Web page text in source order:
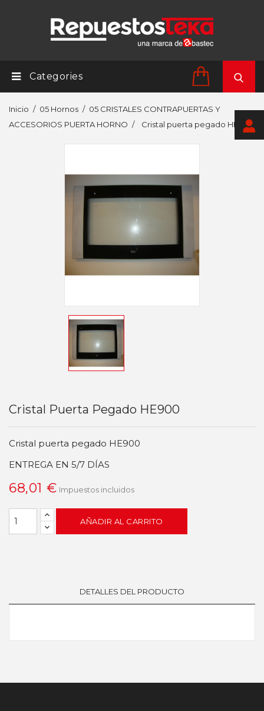
Categories
Inicio 05 Hornos
05 CRISTALES CONTRAPUERTAS Y
ACCESORIOS PUERTA HORNO
Cristal puerta pegado HE900
Cristal Puerta Pegado HE900
Cristal puerta pegado HE900
ENTREGA EN 5/7 DÍAS
68,01 € Impuestos incluidos
AÑADIR AL CARRITO
DETALLES DEL PRODUCTO